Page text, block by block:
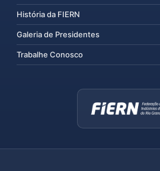
História da FIERN
Galeria de Presidentes
Trabalhe Conosco